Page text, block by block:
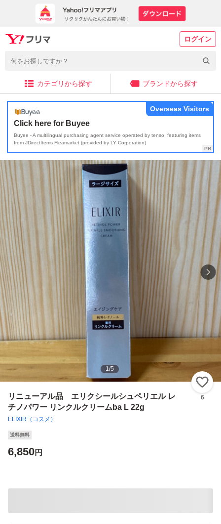
ログイン
カテゴリから探す ブランドから探す
Click here for Buyee
Buyee - A multilingual purchasing agent service operated by tenso, featuring items
from JDirectItems Fleamarket (provided by LY Corporation)
Overseas Visitors
1/5
リニューアル品 エリクシールシュペリエル レ
チノパワー リンクルクリームba L 22g
ELIXIR（コスメ）
6
送料無料
6,850円